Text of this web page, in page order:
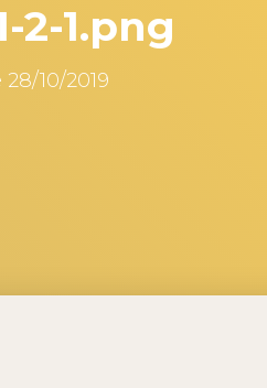
2-1.png
28/10/2019